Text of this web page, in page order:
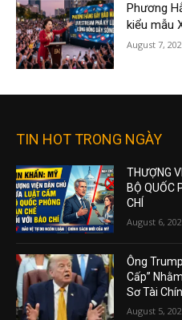
Phương
kiểu mẫu
August 7,
TIN HOT TRONG NGÀY
THƯỢNG
BỘ QUỐC
CHÍ
August 6,
Ông
Cấp”
Sơ Tài
August 5,